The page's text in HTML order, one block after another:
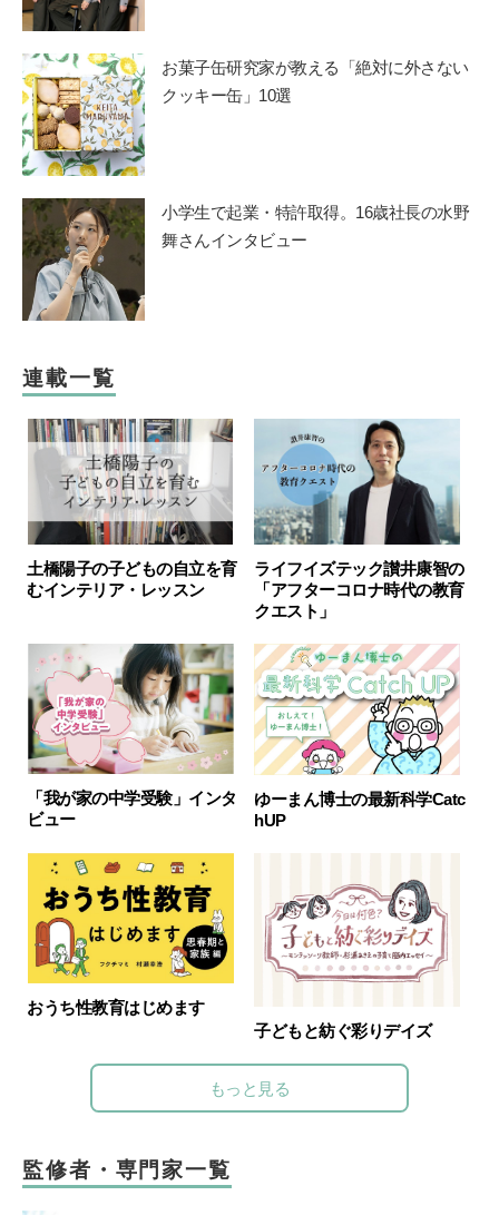
お菓子缶研究家が教える「絶対に外さない
クッキー缶」10選
小学生で起業・特許取得。16歳社長の水野
舞さんインタビュー
連載一覧
土橋陽子の子どもの自立を育
むインテリア・レッスン
ライフイズテック讃井康智の
「アフターコロナ時代の教育
クエスト」
「我が家の中学受験」インタ
ビュー
ゆーまん博士の最新科学Catc
hUP
おうち性教育はじめます
子どもと紡ぐ彩りデイズ
もっと見る
監修者・専門家一覧